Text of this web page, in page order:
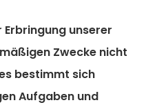
Erbringung unserer
Zwecke nicht
bestimmt sich
Aufgaben und